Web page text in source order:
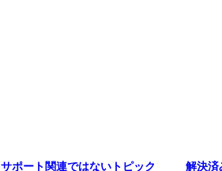
サポート関連ではないトピック 解決済